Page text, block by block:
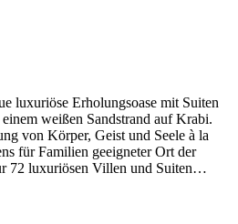
luxuriöse Erholungsoase mit Suiten
weißen Sandstrand auf Krabi.
von Körper, Geist und Seele à la
für Familien geeigneter Ort der
72 luxuriösen Villen und Suiten…